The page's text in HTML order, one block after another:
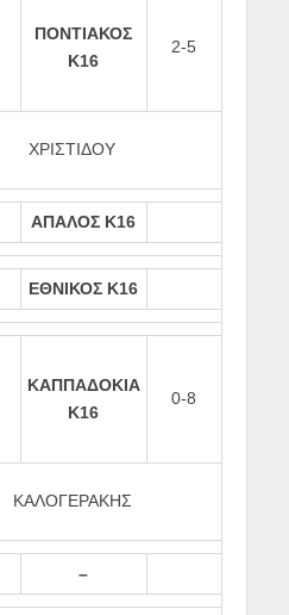
ΠΟΝΤΙΑΚΟΣ
Κ16
2-5
ΧΡΙΣΤΙΔΟΥ
ΑΠΑΛΟΣ Κ16
ΕΘΝΙΚΟΣ Κ16
ΚΑΠΠΑΔΟΚΙΑ
Κ16
0-8
ΚΑΛΟΓΕΡΑΚΗΣ
–